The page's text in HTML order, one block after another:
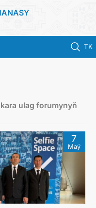
TK
ulag forumynyň
7
Maý